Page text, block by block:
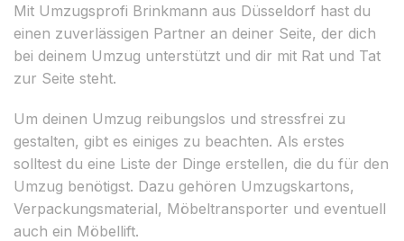
Mit Umzugsprofi Brinkmann aus Düsseldorf hast du
einen zuverlässigen Partner an deiner Seite, der dich
bei deinem Umzug unterstützt und dir mit Rat und Tat
zur Seite steht.
Um deinen Umzug reibungslos und stressfrei zu
gestalten, gibt es einiges zu beachten. Als erstes
solltest du eine Liste der Dinge erstellen, die du für den
Umzug benötigst. Dazu gehören Umzugskartons,
Verpackungsmaterial, Möbeltransporter und eventuell
auch ein Möbellift.